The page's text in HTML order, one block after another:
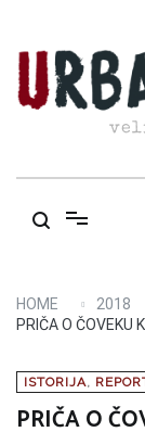
content
HOME 2018
PRIČA O ČOVEKU
ISTORIJA,
PRIČA O